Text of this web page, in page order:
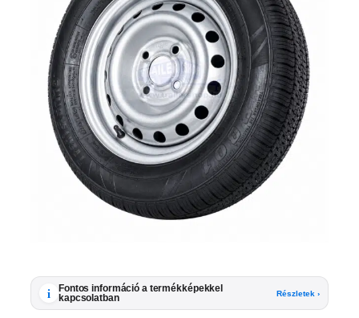
i
Fontos információ a termékképekkel
kapcsolatban
Részletek ›